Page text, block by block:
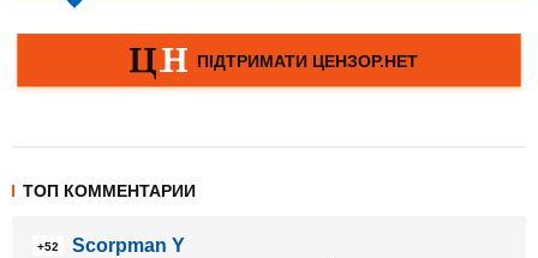
ТОП КОММЕНТАРИИ
+52
Scorpman Y